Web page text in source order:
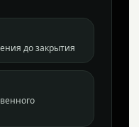
до закрытия